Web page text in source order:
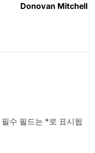
Donovan Mitchell
필수 필드는 *로 표시됩